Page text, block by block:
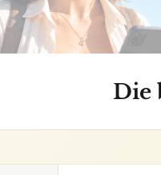
✓ VORTEILE